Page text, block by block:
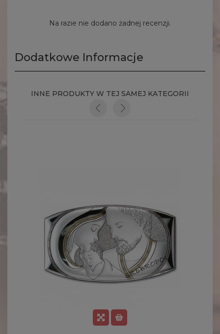
Na razie nie dodano żadnej recenzji.
Dodatkowe Informacje
INNE PRODUKTY W TEJ SAMEJ KATEGORII